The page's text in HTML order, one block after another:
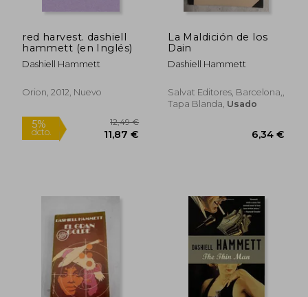
red harvest. dashiell
hammett (en Inglés)
Dashiell Hammett
Orion, 2012, Nuevo
La Maldición de los
Dain
Dashiell Hammett
Salvat Editores, Barcelona,,
Tapa Blanda, Usado